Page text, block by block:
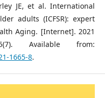
JE, et al. International
adults (ICFSR): expert
Aging. [Internet]. 2021
Available from:
1665-8.